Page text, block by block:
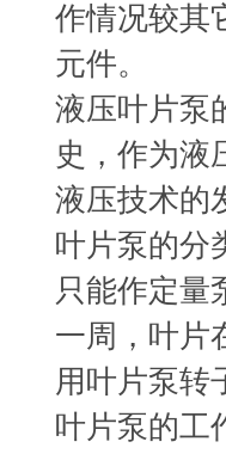
作情况较其
元件。
液压叶片泵
史，作为液
液压技术的
叶片泵的分
只能作定量
一周，叶片
用叶片泵转
叶片泵的工